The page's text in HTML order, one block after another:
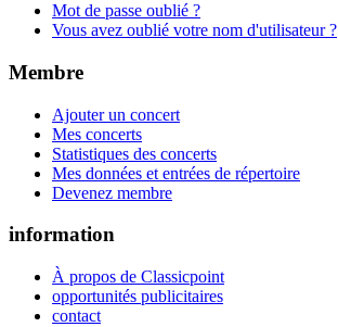
Mot de passe oublié ?
Vous avez oublié votre nom d'utilisateur ?
Membre
Ajouter un concert
Mes concerts
Statistiques des concerts
Mes données et entrées de répertoire
Devenez membre
information
À propos de Classicpoint
opportunités publicitaires
contact